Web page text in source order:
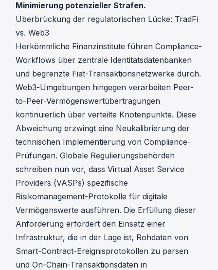
Minimierung potenzieller Strafen.
Überbrückung der regulatorischen Lücke: TradFi
vs. Web3
Herkömmliche Finanzinstitute führen Compliance-
Workflows über zentrale Identitätsdatenbanken
und begrenzte Fiat-Transaktionsnetzwerke durch.
Web3-Umgebungen hingegen verarbeiten Peer-
to-Peer-Vermögenswertübertragungen
kontinuierlich über verteilte Knotenpunkte. Diese
Abweichung erzwingt eine Neukalibrierung der
technischen Implementierung von Compliance-
Prüfungen. Globale Regulierungsbehörden
schreiben nun vor, dass Virtual Asset Service
Providers (VASPs) spezifische
Risikomanagement-Protokolle für digitale
Vermögenswerte ausführen. Die Erfüllung dieser
Anforderung erfordert den Einsatz einer
Infrastruktur, die in der Lage ist, Rohdaten von
Smart-Contract-Ereignisprotokollen zu parsen
und On-Chain-Transaktionsdaten in